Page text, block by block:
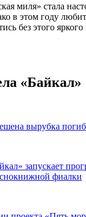
миля» стала
в этом году
без этого яркого
«Байкал»
вырубка
запускает
фиалки